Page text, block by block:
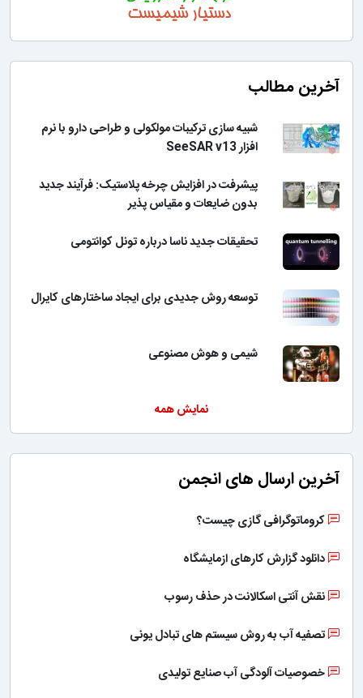
آخرین مطالب
شبیه سازی ترکیبات مولکولی و طراحی دارو با نرم
افزار SeeSAR v13
پیشرفت در افزایش چرخه پلاستیک: فرآیند جدید
بدون ضایعات و مقیاس پذیر
تحقیقات جدید ناسا درباره تونل کوانتومی
توسعه روش جدیدی برای ایجاد ساختارهای کایرال
شیمی و هوش مصنوعی
نمایش همه
آخرین ارسال های انجمن
کروماتوگرافی گازی چیست؟
دانلود گزارش کارهای ازمایشگاه
نقش آنتی اسکالانت در حذف رسوب
تصفیه آب به روش سیستم های تبادل یونی
خصوصیات آلودگی آب صنایع تولیدی